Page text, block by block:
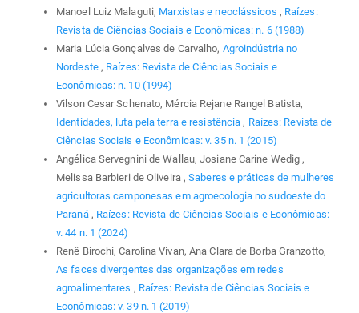
Manoel Luiz Malaguti, Marxistas e neoclássicos , Raízes:
Revista de Ciências Sociais e Econômicas: n. 6 (1988)
Maria Lúcia Gonçalves de Carvalho, Agroindústria no
Nordeste , Raízes: Revista de Ciências Sociais e
Econômicas: n. 10 (1994)
Vilson Cesar Schenato, Mércia Rejane Rangel Batista,
Identidades, luta pela terra e resistência , Raízes: Revista de
Ciências Sociais e Econômicas: v. 35 n. 1 (2015)
Angélica Servegnini de Wallau, Josiane Carine Wedig ,
Melissa Barbieri de Oliveira ,Saberes e práticas de mulheres
agricultoras camponesas em agroecologia no sudoeste do
Paraná , Raízes: Revista de Ciências Sociais e Econômicas:
v. 44 n. 1 (2024)
Renê Birochi, Carolina Vivan, Ana Clara de Borba Granzotto,
As faces divergentes das organizações em redes
agroalimentares , Raízes: Revista de Ciências Sociais e
Econômicas: v. 39 n. 1 (2019)